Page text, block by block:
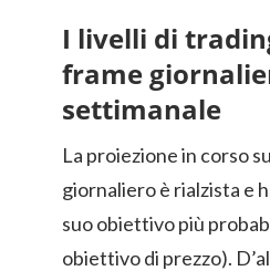
I livelli di
frame
settimanale
La proiezione in corso
giornaliero è rialzista e
suo obiettivo più
obiettivo di prezzo).